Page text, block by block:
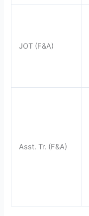
JOT (F&A)
Asst. Tr. (F&A)